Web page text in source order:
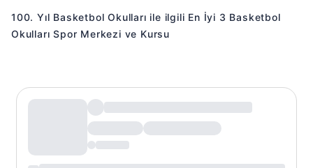
100. Yıl Basketbol Okulları ile ilgili En İyi 3 Basketbol
Okulları Spor Merkezi ve Kursu